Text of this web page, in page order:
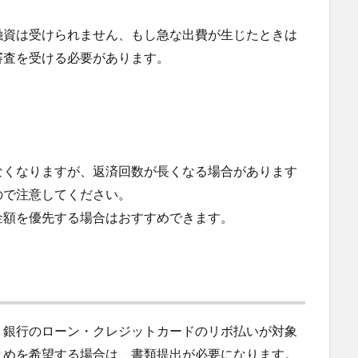
は受けられません、もし急な出費が生じたときは
を受ける必要があります。
なりますが、返済回数が長くなる場合があります
注意してください。
を優先する場合はおすすめできます。
行のローン・クレジットカードのリボ払いが対象
を希望する場合は、書類提出が必要になります。